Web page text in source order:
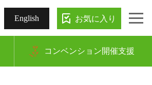
English お気に入り
コンベンション開催支援